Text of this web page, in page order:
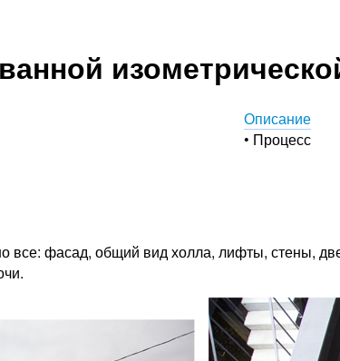
Описание
• Процесс
все: фасад, общий вид холла, лифты, стены,